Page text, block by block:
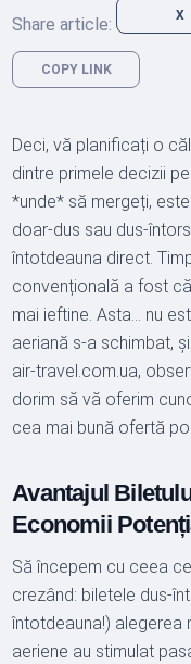
Share article: X
COPY LINK
Deci, vă planificați o
dintre primele decizii
*unde* să mergeți,
doar-dus sau dus-
întotdeauna direct.
convențională a fost
mai ieftine. Asta… nu
aeriană s-a schimbat,
air-travel.com.ua,
dorim să vă oferim
cea mai bună ofertă
Avantajul
Economii
Să începem cu ceea
crezând: biletele dus-
întotdeauna!) alegerea
aeriene au stimulat